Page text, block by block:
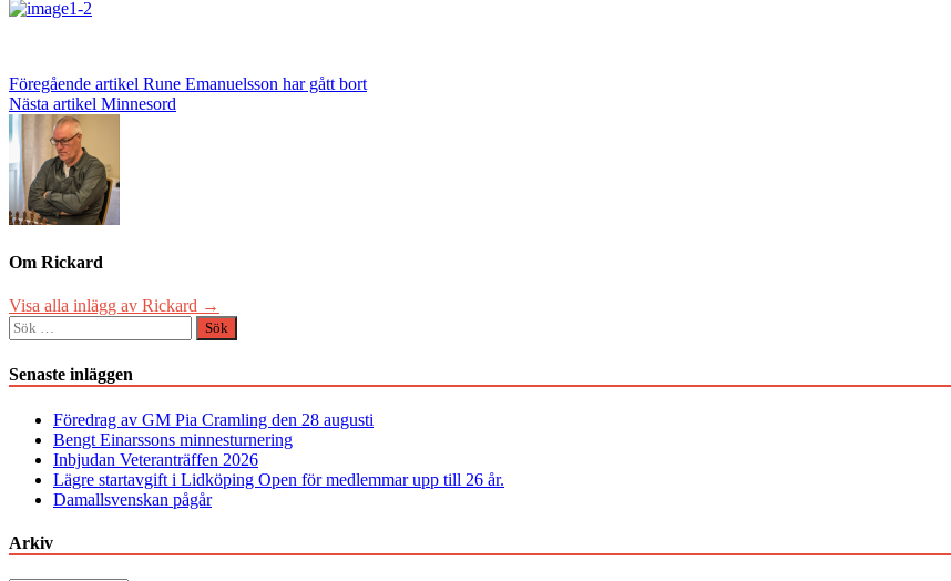
Inläggsnavigering
Föregående artikel Rune Emanuelsson har gått bort
Nästa artikel Minnesord
Om Rickard
Visa alla inlägg av Rickard →
Sök
efter:
Senaste inläggen
Föredrag av GM Pia Cramling den 28 augusti
Bengt Einarssons minnesturnering
Inbjudan Veteranträffen 2026
Lägre startavgift i Lidköping Open för medlemmar upp till 26 år.
Damallsvenskan pågår
Arkiv